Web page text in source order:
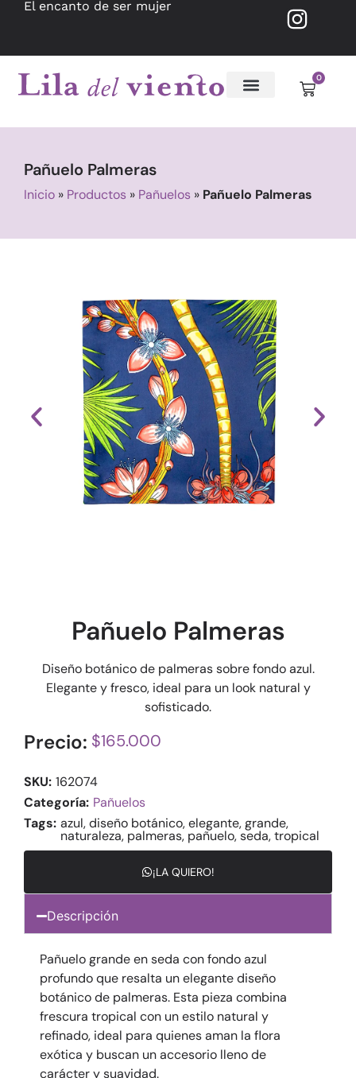
El encanto de ser mujer
0
Pañuelo Palmeras
Inicio » Productos » Pañuelos » Pañuelo Palmeras
Pañuelo Palmeras
Diseño botánico de palmeras sobre fondo azul.
Elegante y fresco, ideal para un look natural y
sofisticado.
Precio: $165.000
SKU: 162074
Categoría: Pañuelos
Tags: azul,diseño botánico,elegante,grande,
naturaleza, palmeras, pañuelo,seda,tropical
¡LA QUIERO!
Descripción
Pañuelo grande en seda con fondo azul
profundo que resalta un elegante diseño
botánico de palmeras. Esta pieza combina
frescura tropical con un estilo natural y
refinado, ideal para quienes aman la flora
exótica y buscan un accesorio lleno de
carácter y suavidad.